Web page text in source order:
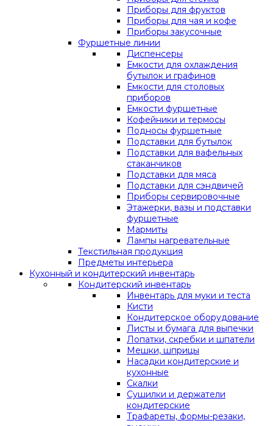
Приборы для фруктов
Приборы для чая и кофе
Приборы закусочные
Фуршетные линии
Диспенсеры
Емкости для охлаждения
бутылок и графинов
Емкости для столовых
приборов
Емкости фуршетные
Кофейники и термосы
Подносы фуршетные
Подставки для бутылок
Подставки для вафельных
стаканчиков
Подставки для мяса
Подставки для сэндвичей
Приборы сервировочные
Этажерки, вазы и подставки
фуршетные
Мармиты
Лампы нагревательные
Текстильная продукция
Предметы интерьера
Кухонный и кондитерский инвентарь
Кондитерский инвентарь
Инвентарь для муки и теста
Кисти
Кондитерское оборудование
Листы и бумага для выпечки
Лопатки, скребки и шпатели
Мешки, шприцы
Насадки кондитерские и
кухонные
Скалки
Сушилки и держатели
кондитерские
Трафареты, формы-резаки,